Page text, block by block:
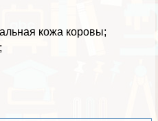
кожа коровы;